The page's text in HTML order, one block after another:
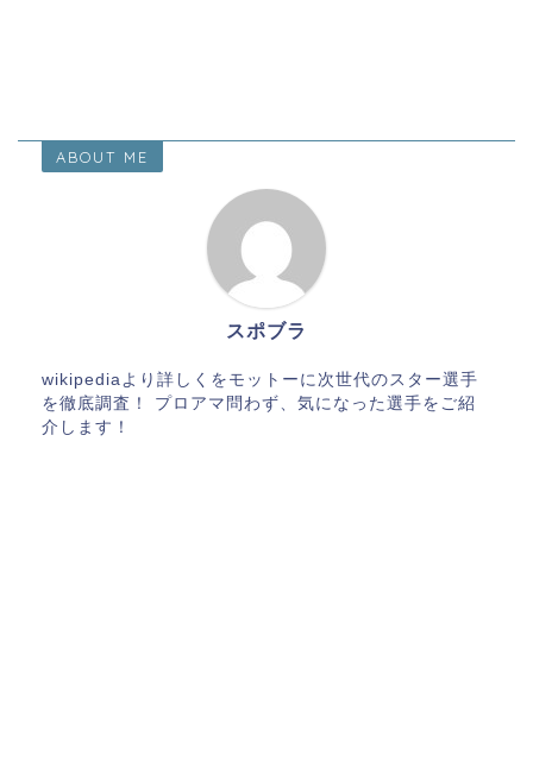
ABOUT ME
スポブラ
wikipediaより詳しくをモットーに次世代のスター選手
を徹底調査！ プロアマ問わず、気になった選手をご紹
介します！